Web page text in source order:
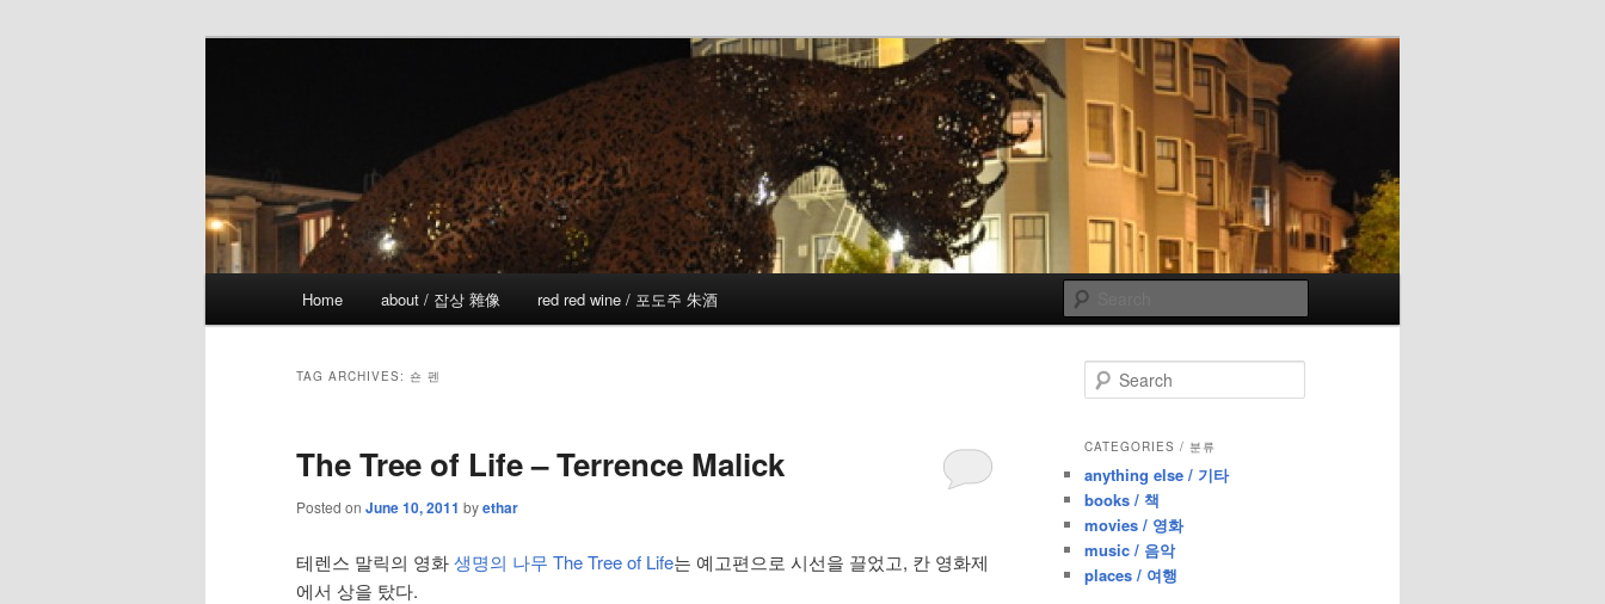
Home about / 잡상 雜像 red red wine / 포도주 朱酒
TAG ARCHIVES: 숀 펜
The Tree of Life – Terrence Malick
Posted on June 10, 2011 byethar
테렌스 말릭의 영화생명의 나무 The Tree of Life는 예고편으로 시선을 끌었고, 칸 영화제
에서 상을 탔다.
e
r
h
CATEGORIES / 분류
anything else / 기타
books / 책
movies / 영화
music / 음악
places / 여행